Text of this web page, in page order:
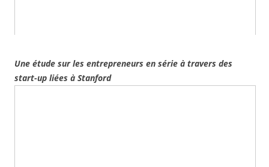
Une étude sur les entrepreneurs en série à travers des
start-up liées à Stanford